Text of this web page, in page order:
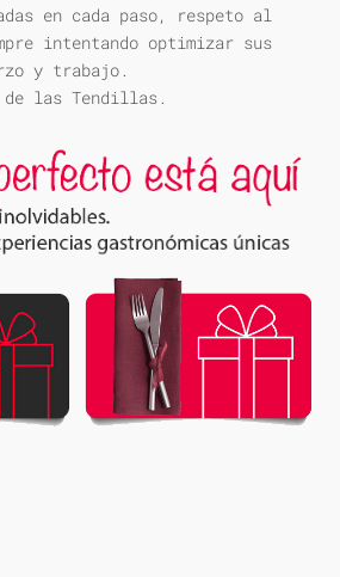
en cada paso, respeto al
intentando optimizar sus
y trabajo.
de las Tendillas.